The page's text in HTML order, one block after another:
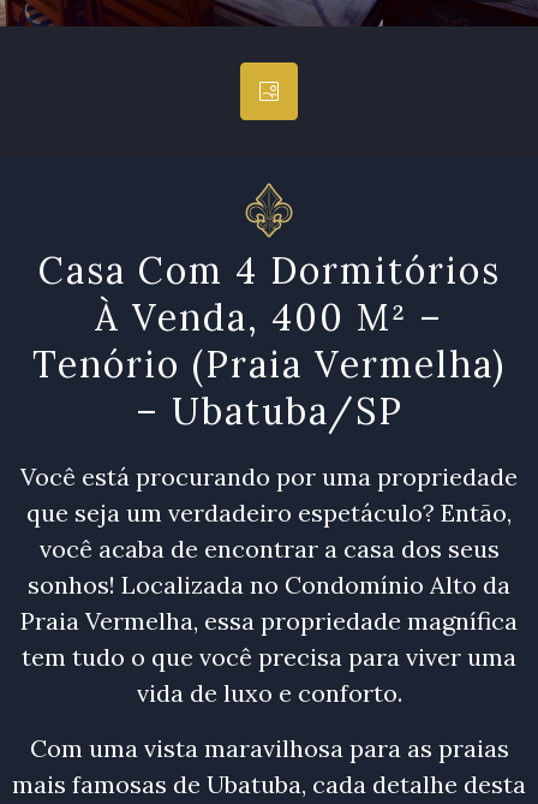
Casa Com 4 Dormitórios
À Venda, 400 M² –
Tenório (Praia Vermelha)
– Ubatuba/SP
Você está procurando por uma propriedade
que seja um verdadeiro espetáculo? Então,
você acaba de encontrar a casa dos seus
sonhos! Localizada no Condomínio Alto da
Praia Vermelha, essa propriedade magnífica
tem tudo o que você precisa para viver uma
vida de luxo e conforto.
Com uma vista maravilhosa para as praias
mais famosas de Ubatuba, cada detalhe desta